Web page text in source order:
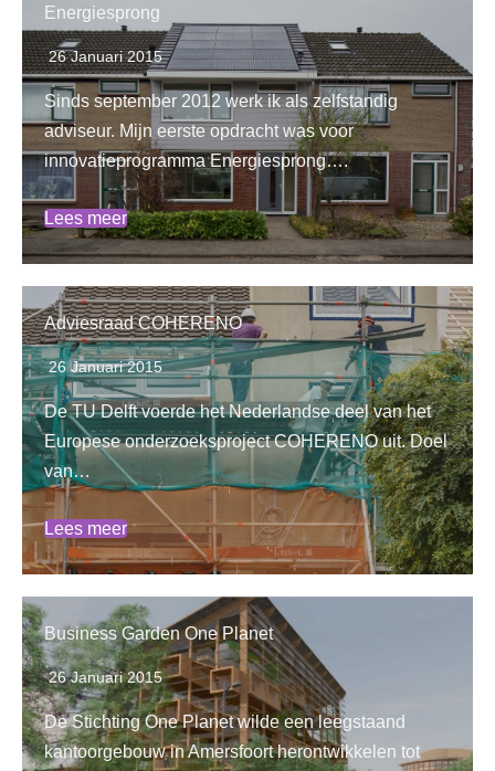
Energiesprong
26 Januari 2015
Sinds september 2012 werk ik als zelfstandig
adviseur. Mijn eerste opdracht was voor
innovatieprogramma Energiesprong….
Lees meer
Adviesraad COHERENO
26 Januari 2015
De TU Delft voerde het Nederlandse deel van het
Europese onderzoeksproject COHERENO uit. Doel
van…
Lees meer
Business Garden One Planet
26 Januari 2015
De Stichting One Planet wilde een leegstaand
kantoorgebouw in Amersfoort herontwikkelen tot